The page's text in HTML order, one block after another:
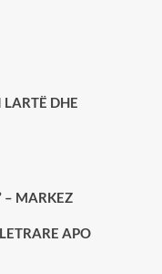
LARTË DHE
– MARKEZ
APO